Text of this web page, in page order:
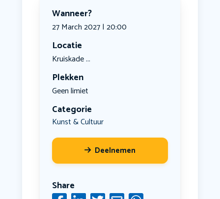
Wanneer?
27 March 2027 | 20:00
Locatie
Kruiskade ...
Plekken
Geen limiet
Categorie
Kunst & Cultuur
Deelnemen
Share